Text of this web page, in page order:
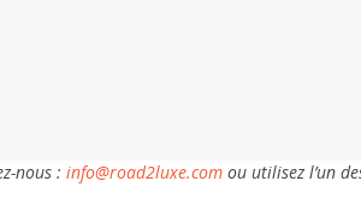
nous : info@road2luxe.comou utilisez l’un